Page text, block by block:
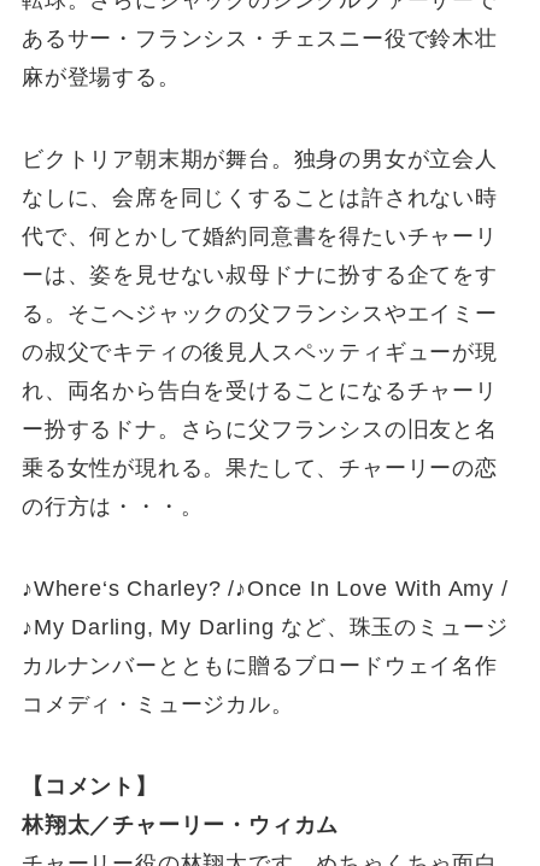
あるサー・フランシス・チェスニー役で鈴木壮
麻が登場する。
ビクトリア朝末期が舞台。独身の男女が立会人
なしに、会席を同じくすることは許されない時
代で、何とかして婚約同意書を得たいチャーリ
ーは、姿を見せない叔母ドナに扮する企てをす
る。そこへジャックの父フランシスやエイミー
の叔父でキティの後見人スペッティギューが現
れ、両名から告白を受けることになるチャーリ
ー扮するドナ。さらに父フランシスの旧友と名
乗る女性が現れる。果たして、チャーリーの恋
の行方は・・・。
♪Where‘s Charley? /♪Once In Love With Amy /
♪My Darling, My Darling など、珠玉のミュージ
カルナンバーとともに贈るブロードウェイ名作
コメディ・ミュージカル。
【コメント】
林翔太／チャーリー・ウィカム